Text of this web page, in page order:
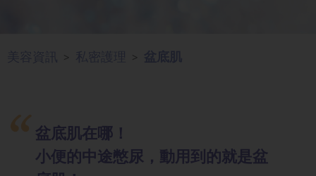
> >
盆底肌在哪！
小便的中途憋尿，動用到的就是盆